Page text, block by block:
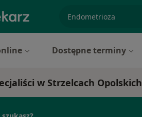
Dostępne terminy
w Strzelcach Opolskich